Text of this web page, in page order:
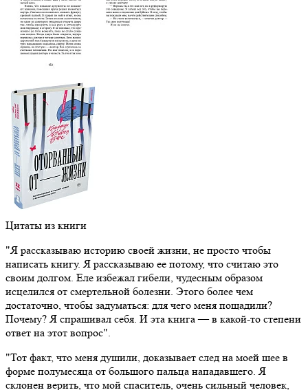
Цитаты из книги
"Я рассказываю историю своей жизни, не просто чтобы
написать книгу. Я рассказываю ее потому, что считаю это
своим долгом. Еле избежал гибели, чудесным образом
исцелился от смертельной болезни. Этого более чем
достаточно, чтобы задуматься: для чего меня пощадили?
Почему? Я спрашивал себя. И эта книга — в какой-то степени
ответ на этот вопрос".
"Тот факт, что меня душили, доказывает след на моей шее в
форме полумесяца от большого пальца нападавшего. Я
склонен верить, что мой спаситель, очень сильный человек,